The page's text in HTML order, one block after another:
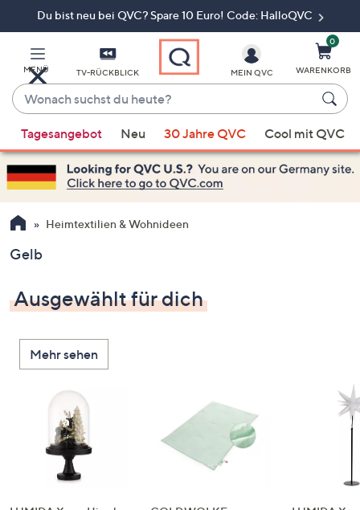
Du bist neu bei QVC? Spare 10 Euro! Code: HalloQVC
MENÜ TV-RÜCKBLICK
Wonach
suchst
du
heute?
Vorschläge
verfügbar
sind,
verwenden
Sie
Pfeiltasten
oben
und
nach
unten
oder
wischen
Touch-
Geräten
MEIN QVC
0
WARENKORB
Tagesangebot Neu 30 Jahre QVC Cool mit QVC
Heimtextilien & Wohnideen
Gelb
Ausgewählt für dich
Mehr sehen